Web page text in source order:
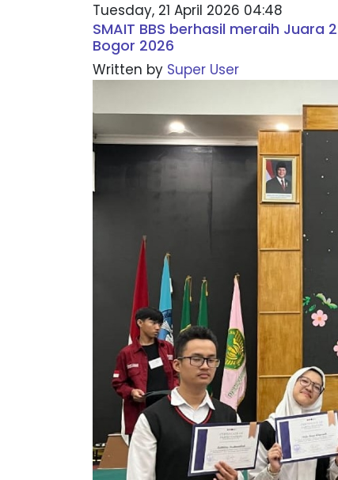
Tuesday, 21 April 2026 04:48
SMAIT BBS berhasil meraih
Bogor 2026
Written by Super User